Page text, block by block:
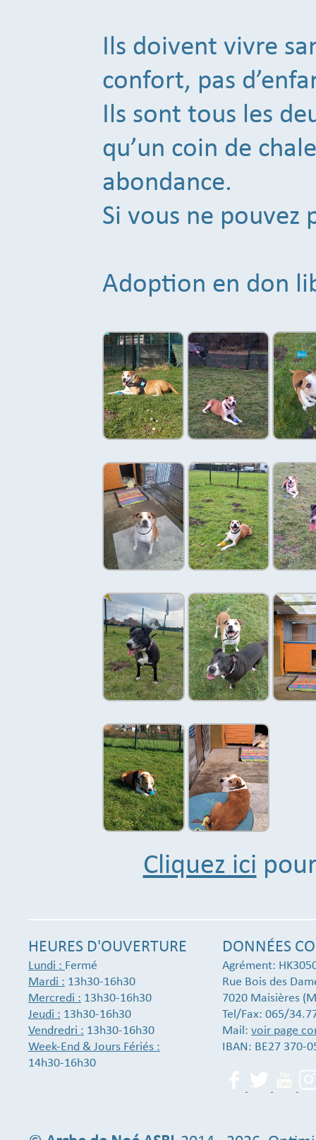
Ils doivent vivre
confort, pas
Ils sont tous les
qu’un coin de
abondance.
Si vous ne pouvez
Adoption en don
Cliquez ici
HEURES D'OUVERTURE
Lundi : Fermé
Mardi : 13h30-16h30
Mercredi : 13h30-16h30
Jeudi : 13h30-16h30
Vendredri : 13h30-16h30
Week-End & Jours Fériés :
14h30-16h30
DONNÉES
Agrément:
Rue Bois des
7020 Maisières
Tel/Fax: 065/
Mail: voir page
IBAN: BE27 370-